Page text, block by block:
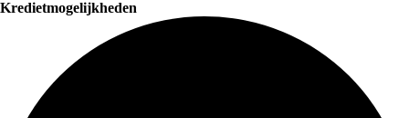
Kredietmogelijkheden